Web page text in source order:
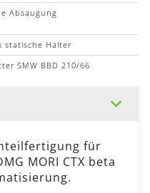
Absaugung
statische Halter
SMW BBD 210/66
für
MORI CTX beta